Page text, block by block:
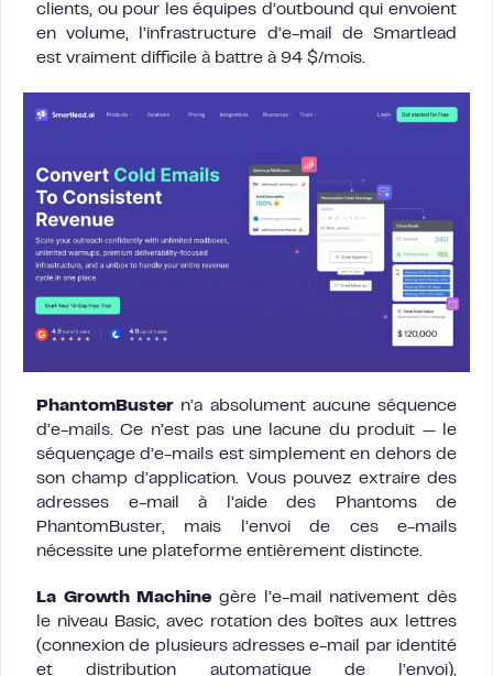
clients, ou pour les équipes d’outbound qui envoient
en volume, l’infrastructure d’e-mail de Smartlead
est vraiment difficile à battre à 94 $/mois.
PhantomBuster n’a absolument aucune séquence
d’e-mails. Ce n’est pas une lacune du produit — le
séquençage d’e-mails est simplement en dehors de
son champ d’application. Vous pouvez extraire des
adresses e-mail à l’aide des Phantoms de
PhantomBuster, mais l’envoi de ces e-mails
nécessite une plateforme entièrement distincte.
La Growth Machine gère l’e-mail nativement dès
le niveau Basic, avec rotation des boîtes aux lettres
(connexion de plusieurs adresses e-mail par identité
et distribution automatique de l’envoi),